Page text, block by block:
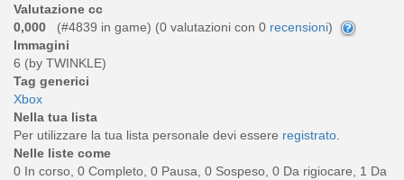
Valutazione cc
0,000
(#4839 in game) (0 valutazioni con 0 recensioni)
Immagini
6 (by TWINKLE)
Tag generici
Xbox
Nella tua lista
Per utilizzare la tua lista personale devi essere registrato.
Nelle liste come
0 In corso, 0 Completo, 0 Pausa, 0 Sospeso, 0 Da rigiocare, 1 Da